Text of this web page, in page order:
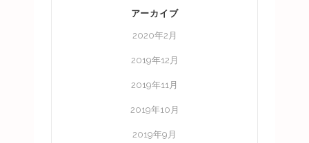
アーカイブ
2020年2月
2019年12月
2019年11月
2019年10月
2019年9月